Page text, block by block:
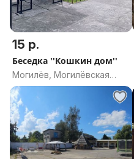
15 р.
Беседка ''Кошкин дом''
Могилёв, Могилёвская
область